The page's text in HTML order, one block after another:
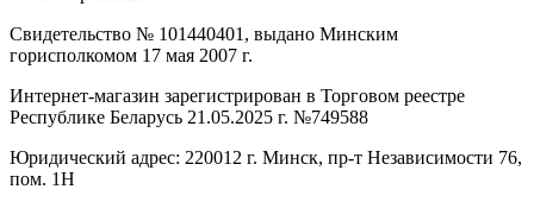
Свидетельство № 101440401, выдано Минским
горисполкомом 17 мая 2007 г.
Интернет-магазин зарегистрирован в Торговом реестре
Республике Беларусь 21.05.2025 г. №749588
Юридический адрес: 220012 г. Минск, пр-т Независимости 76,
пом. 1Н